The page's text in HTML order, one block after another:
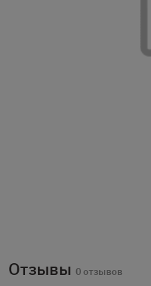
Отзывы 0 отзывов